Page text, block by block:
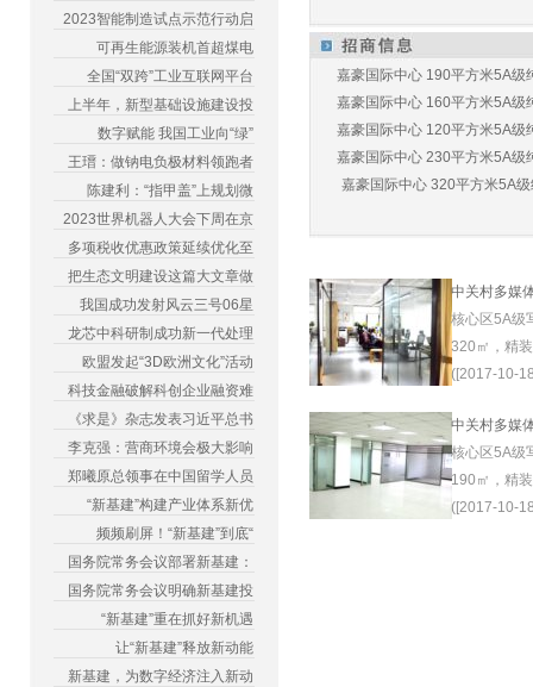
2023智能制造试点示范行动启
可再生能源装机首超煤电
全国“双跨”工业互联网平台
上半年，新型基础设施建设投
数字赋能 我国工业向“绿”
王瑨：做钠电负极材料领跑者
陈建利：“指甲盖”上规划微
2023世界机器人大会下周在京
多项税收优惠政策延续优化至
把生态文明建设这篇大文章做
我国成功发射风云三号06星
龙芯中科研制成功新一代处理
欧盟发起“3D欧洲文化”活动
科技金融破解科创企业融资难
《求是》杂志发表习近平总书
李克强：营商环境会极大影响
郑曦原总领事在中国留学人员
“新基建”构建产业体系新优
频频刷屏！“新基建”到底“
国务院常务会议部署新基建：
国务院常务会议明确新基建投
“新基建”重在抓好新机遇
让“新基建”释放新动能
新基建，为数字经济注入新动
嘉豪国际中心 190平方米5A级
嘉豪国际中心 160平方米5A级
嘉豪国际中心 120平方米5A级
嘉豪国际中心 230平方米5A级
嘉豪国际中心 320平方米5A
中关村多媒
核心区5A级
320㎡，精
([2017-10-
中关村多媒
核心区5A级
190㎡，精
([2017-10-